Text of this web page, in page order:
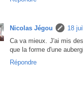
Nicolas Jégou
18
Ca va mieux. J'ai mis
que la forme d'une
Répondre